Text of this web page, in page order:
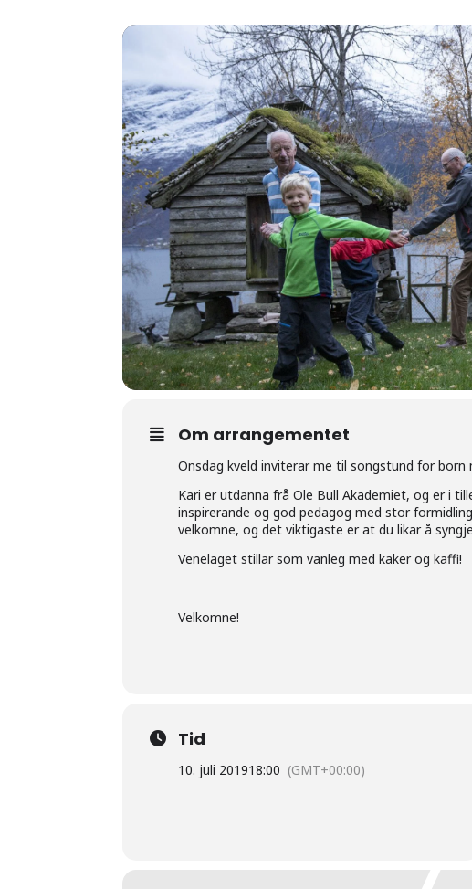
Om arrangementet
Onsdag kveld inviterar me til songstund for born
Kari er utdanna frå Ole Bull Akademiet, og er i
inspirerande og god pedagog med stor
velkomne, og det viktigaste er at du likar å
Venelaget stillar som vanleg med kaker og kaffi!
Velkomne!
Tid
10. juli 201918:00 (GMT+00:00)